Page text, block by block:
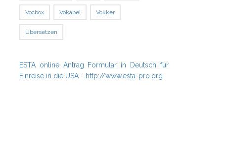
Vocbox Vokabel Vokker
Übersetzen
ESTA online Antrag Formular in Deutsch für
Einreise in die USA - http://www.esta-pro.org